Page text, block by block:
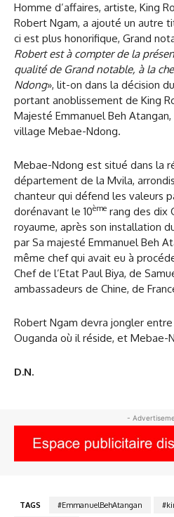
Homme d’affaires, artiste, King
Robert Ngam, a ajouté un autre
ci est plus honorifique, Grand
Robert est à compter de la
qualité de Grand notable, à la
Ndong», lit-on dans la décision du
portant anoblissement de King
Majesté Emmanuel Beh Atangan,
village Mebae-Ndong.
Mebae-Ndong est situé dans la
département de la Mvila,
chanteur qui défend les valeurs
dorénavant le 10ème rang des dix
royaume, après son installation
par Sa majesté Emmanuel Beh
même chef qui avait eu à
Chef de l’Etat Paul Biya, de
ambassadeurs de Chine, de
Robert Ngam devra jongler
Ouganda où il réside, et Mebae-
D.N.
-
TAGS #EmmanuelBehAtangan